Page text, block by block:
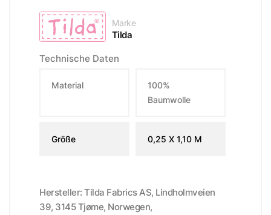
Marke
Tilda
Technische Daten
Material
100%
Baumwolle
Größe 0,25 X 1,10 M
Hersteller: Tilda Fabrics AS, Lindholmveien
39, 3145 Tjøme, Norwegen,